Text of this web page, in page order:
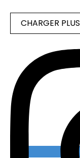
CHARGER PLUS